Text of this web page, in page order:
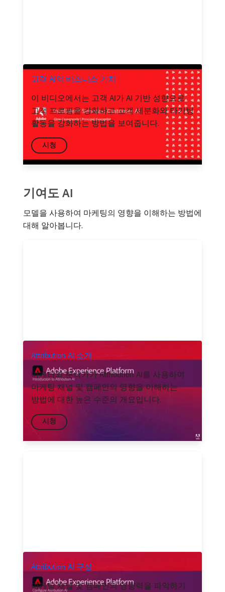
고객 AI의 비즈니스 가치
이 비디오에서는 고객 AI가 AI 기반 성향으로
고객 프로필을 강화하고 고객 세분화와 타기팅
활동을 강화하는 방법을 보여줍니다.
시청
기여도 AI
모델을 사용하여 마케팅의 영향을 이해하는 방법에
대해 알아봅니다.
Attribution AI 소개
마케터와 분석가가 Attribution AI를 사용하여
마케팅 채널 및 캠페인의 영향을 이해하는
방법에 대한 높은 수준의 개요입니다.
시청
Attribution AI 구성
마케팅 채널 및 캠페인의 영향력을 파악하기